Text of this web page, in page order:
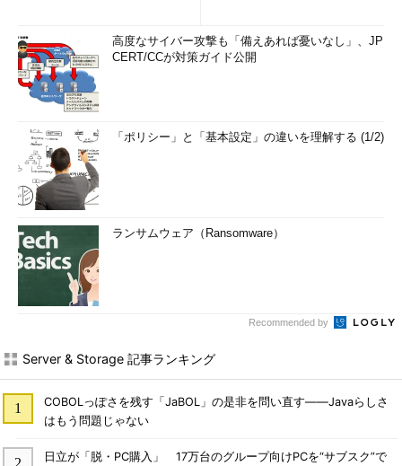
高度なサイバー攻撃も「備えあれば憂いなし」、JP
CERT/CCが対策ガイド公開
「ポリシー」と「基本設定」の違いを理解する (1/2)
ランサムウェア（Ransomware）
Recommended by
Server & Storage 記事ランキング
COBOLっぽさを残す「JaBOL」の是非を問い直す――Javaらしさ
はもう問題じゃない
日立が「脱・PC購入」 17万台のグループ向けPCを“サブスク”で